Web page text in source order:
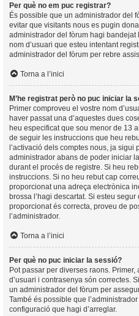
Per què no em puc registrar?
És possible que un administrador del
evitar que visitants nous es pugin
administrador del fòrum hagi
nom d’usuari que esteu intentant
administrador del fòrum per rebre
Torna a l’inici
M’he registrat però no puc iniciar la
Primer comproveu el vostre nom
haver passat una d’aquestes dues
heu especificat que sou menor de 13
de seguir les instruccions que heu
l’activació dels comptes nous, ja sigui
administrador abans de poder iniciar
durant el procés de registre. Si heu
instruccions. Si no heu rebut cap
proporcionat una adreça electrònica
brossa l’hagi descartat. Si esteu
proporcionat és correcta, proveu de
l’administrador.
Torna a l’inici
Per què no puc iniciar la sessió?
Pot passar per diverses raons.
d’usuari i contrasenya són correctes.
un administrador del fòrum per
També és possible que
configuració que hagi d’arreglar.